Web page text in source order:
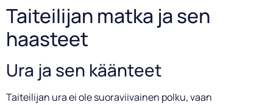
Taiteilijan matka ja sen
haasteet
Ura ja sen käänteet
Taiteilijan ura ei ole suoraviivainen polku, vaan